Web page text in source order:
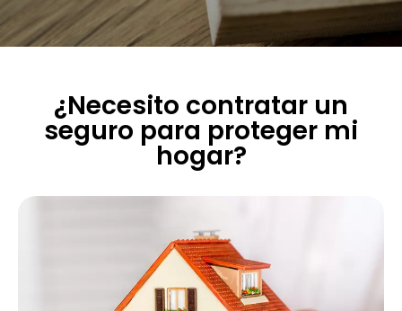
¿Necesito contratar un
seguro para proteger mi
hogar?